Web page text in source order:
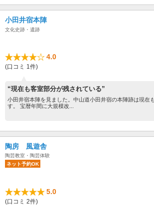
小田井宿本陣
文化史跡・遺跡
4.0
(口コミ 1件)
“現在も客室部分が残されている”
小田井宿本陣を見ました。中山道小田井宿の本陣跡は現在
す。 宝暦年間に大規模改...
陶房 風遊舎
陶芸教室・陶芸体験
ネット予約OK
5.0
(口コミ 2件)